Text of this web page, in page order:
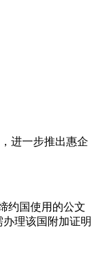
进一步推出惠企
约国使用的公文
理该国附加证明